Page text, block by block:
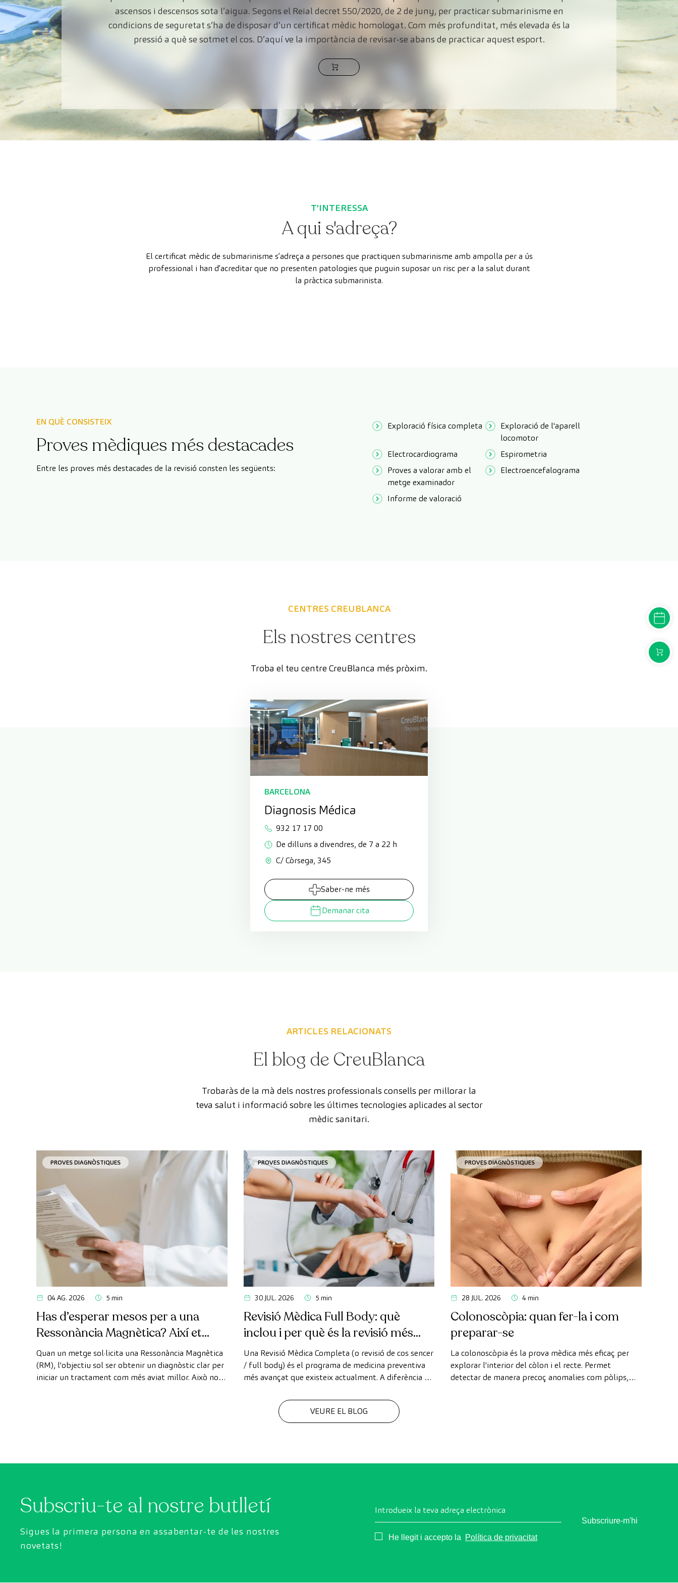
ascensos i descensos sota l’aigua. Segons el Reial decret 550/2020, de 2 de juny, per practicar submarinisme en
condicions de seguretat s’ha de disposar d’un certificat mèdic homologat. Com més profunditat, més elevada és la
pressió a què se sotmet el cos. D’aquí ve la importància de revisar-se abans de practicar aquest esport.
T'INTERESSA
A qui s'adreça?
El certificat mèdic de submarinisme s’adreça a persones que practiquen submarinisme amb ampolla per a ús
professional i han d’acreditar que no presenten patologies que puguin suposar un risc per a la salut durant
la pràctica submarinista.
EN QUÈ CONSISTEIX
Proves mèdiques més destacades
Entre les proves més destacades de la revisió consten les següents:
Exploració física completa
Exploració de l'aparell
locomotor
Electrocardiograma
Espirometria
Proves a valorar amb el
metge examinador
Electroencefalograma
Informe de valoració
CENTRES CREUBLANCA
Els nostres centres
Troba el teu centre CreuBlanca més pròxim.
BARCELONA
Diagnosis Médica
932 17 17 00
De dilluns a divendres, de 7 a 22 h
C/ Còrsega, 345
Saber-ne més
Demanar cita
ARTICLES RELACIONATS
El blog de CreuBlanca
Trobaràs de la mà dels nostres professionals consells per millorar la
teva salut i informació sobre les últimes tecnologies aplicades al sector
mèdic sanitari.
PROVES DIAGNÒSTIQUES
04 AG. 2026 5 min
Has d’esperar mesos per a una
Ressonància Magnètica? Així et
pots fer la prova de manera ràpida
com a pacient privat
Quan un metge sol·licita una Ressonància Magnètica
(RM), l'objectiu sol ser obtenir un diagnòstic clar per
iniciar un tractament com més aviat millor. Això no
PROVES DIAGNÒSTIQUES
30 JUL. 2026 5 min
Revisió Mèdica Full Body: què
inclou i per què és la revisió més
avançada
Una Revisió Mèdica Completa (o revisió de cos sencer
/ full body) és el programa de medicina preventiva
més avançat que existeix actualment. A diferència de
tecnologia de diagnòstic per la imatge d'última
generació per avaluar de manera exhaustiva l'estat
dels òrgans vitals, el sistema vascular i el cervell
PROVES DIAGNÒSTIQUES
28 JUL. 2026 4 min
Colonoscòpia: quan fer-la i com
preparar-se
La colonoscòpia és la prova mèdica més eficaç per
explorar l'interior del còlon i el recte. Permet
detectar de manera precoç anomalies com pòlips,
VEURE EL BLOG
Subscriu-te al nostre butlletí
Sigues la primera persona en assabentar-te de les nostres
novetats!
Introdueix la teva adreça electrònica
Consentimiento
He llegit i accepto la Política de privacitat
Subscriure-m'hi